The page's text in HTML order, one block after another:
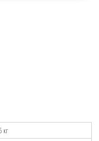
персональных данных
кг